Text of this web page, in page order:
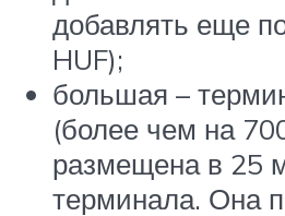
добавлять еще
HUF);
большая –
(более чем на
размещена в 25
терминала. Она